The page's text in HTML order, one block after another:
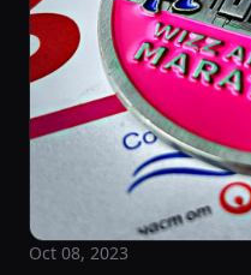
Oct 08, 2023